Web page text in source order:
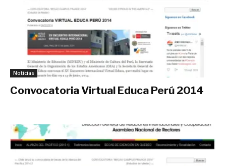
Noticias
Convocatoria Virtual Educa Perú 2014